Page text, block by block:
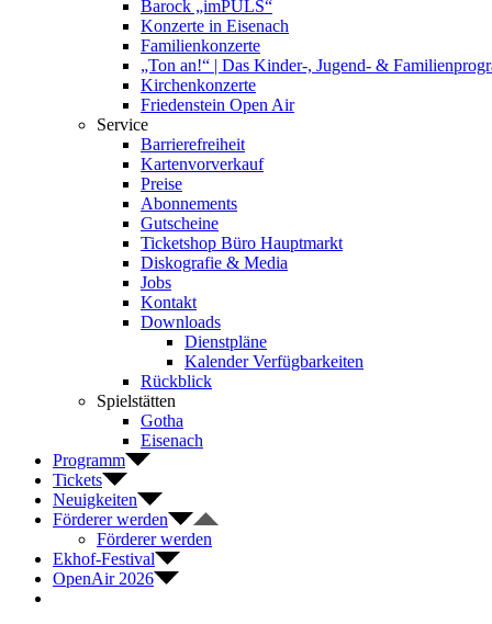
Barock „imPULS“
Konzerte in Eisenach
Familienkonzerte
„Ton an!“ | Das Kinder-, Jugend- &
Kirchenkonzerte
Friedenstein Open Air
Service
Barrierefreiheit
Kartenvorverkauf
Preise
Abonnements
Gutscheine
Ticketshop Büro Hauptmarkt
Diskografie & Media
Jobs
Kontakt
Downloads
Dienstpläne
Kalender Verfügbarkeiten
Rückblick
Spielstätten
Gotha
Eisenach
Programm
Tickets
Neuigkeiten
Förderer werden
Förderer werden
Ekhof-Festival
OpenAir 2026